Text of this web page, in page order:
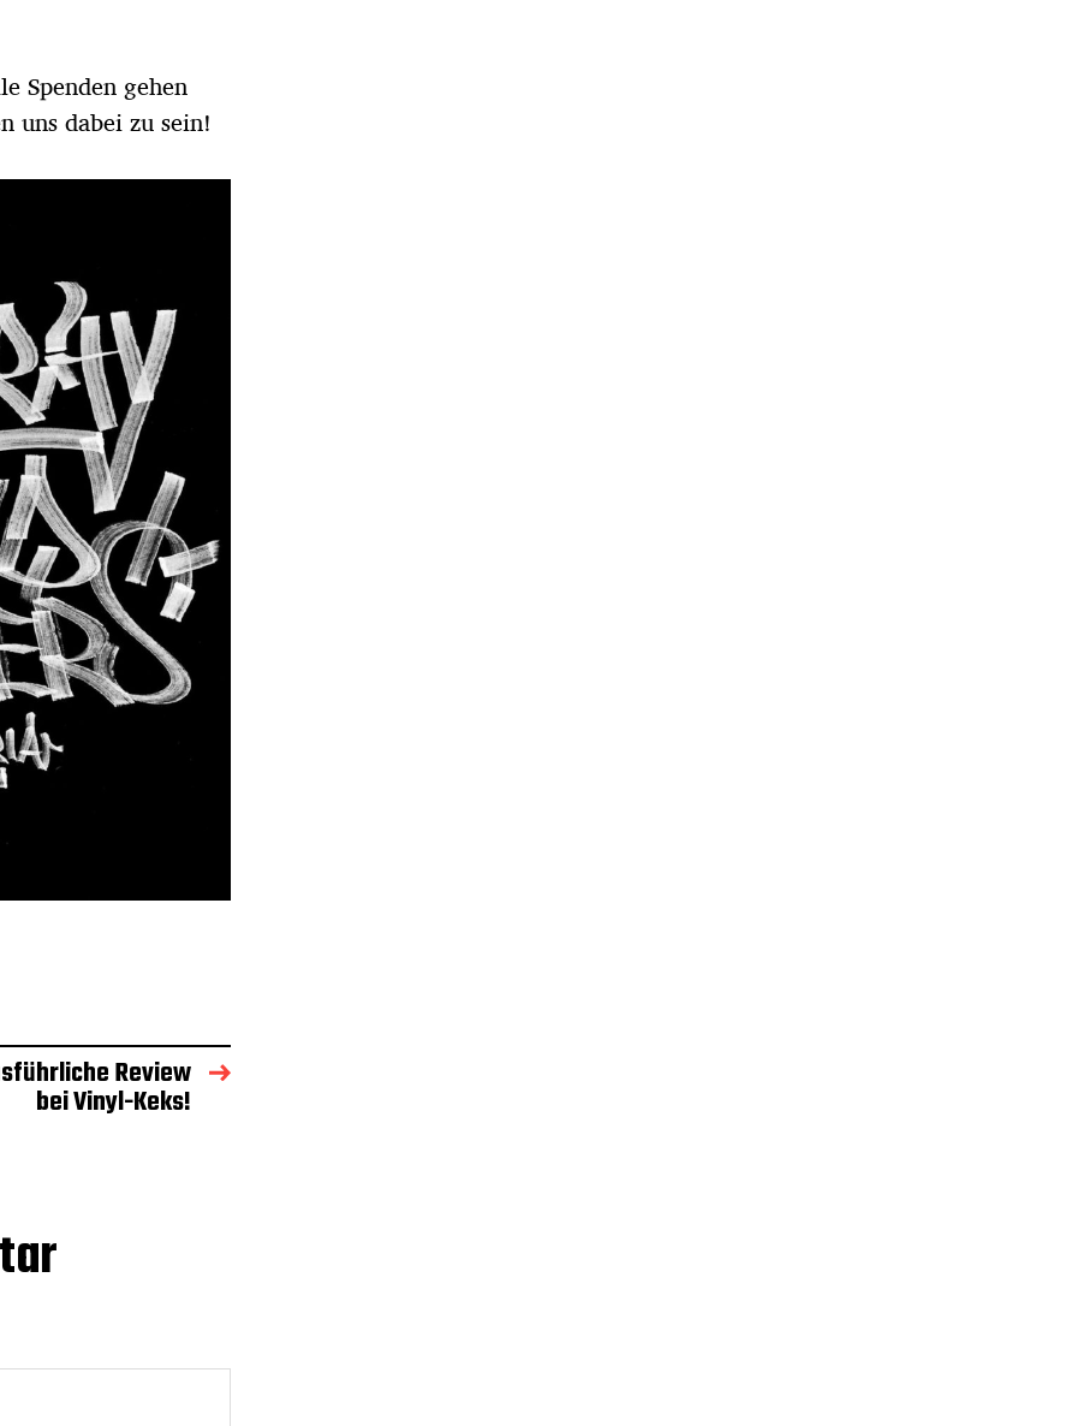
Spenden gehen
uns dabei zu sein!
Review
bei Vinyl-Keks!